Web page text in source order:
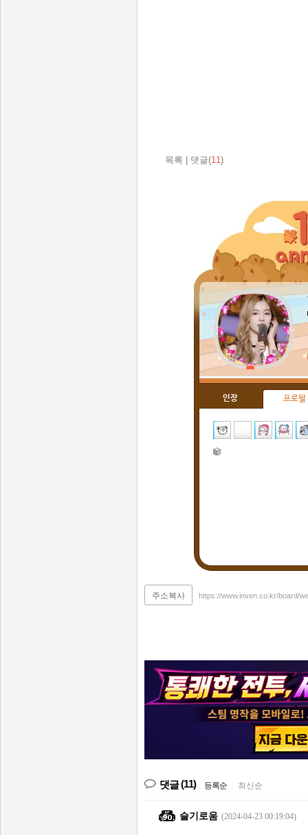
목록 댓글(11 )
인장 프로필
주소복사 https://www.inven.co.kr/board/
댓글(11) 등록순 최신순
슬기로움 (2024-04-23 00:19:04)